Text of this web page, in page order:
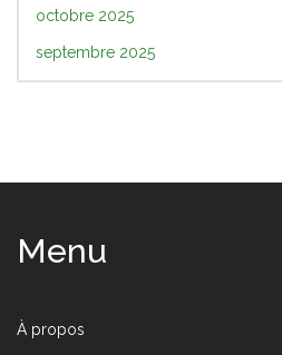
octobre 2025
septembre 2025
Menu
À propos